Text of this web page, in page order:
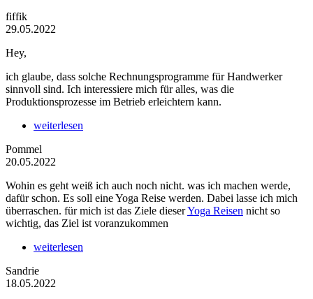
fiffik
29.05.2022
Hey,
ich glaube, dass solche Rechnungsprogramme für Handwerker
sinnvoll sind. Ich interessiere mich für alles, was die
Produktionsprozesse im Betrieb erleichtern kann.
weiterlesen
Pommel
20.05.2022
Wohin es geht weiß ich auch noch nicht. was ich machen werde,
dafür schon. Es soll eine Yoga Reise werden. Dabei lasse ich mich
überraschen. für mich ist das Ziele dieserYoga Reisen nicht so
wichtig, das Ziel ist voranzukommen
weiterlesen
Sandrie
18.05.2022